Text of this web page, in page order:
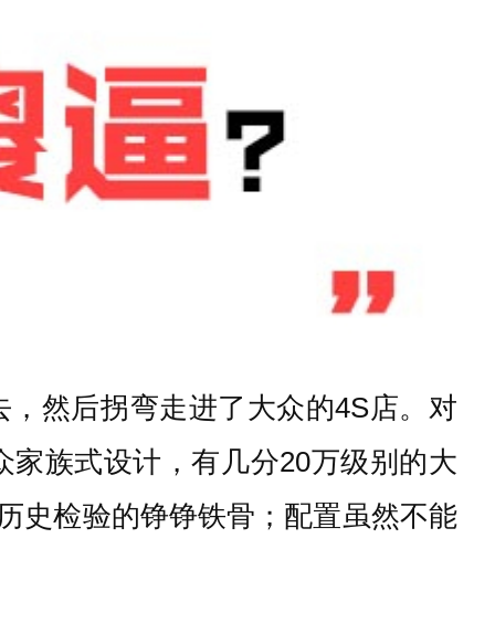
然后拐弯走进了大众的4S店。对
族式设计，有几分20万级别的大
史检验的铮铮铁骨；配置虽然不能